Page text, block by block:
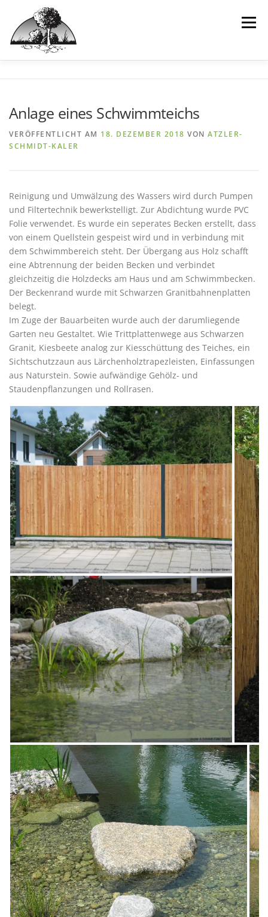
springen
Inhalt
springen
Menü
BEISPIELPROJEKTE
Anlage eines Schwimmteichs
VERÖFFENTLICHT AM 18. DEZEMBER 2018 VON ATZLER-
SCHMIDT-KALER
Reinigung und Umwälzung des Wassers wird durch Pumpen
und Filtertechnik bewerkstelligt. Zur Abdichtung wurde PVC
Folie verwendet. Es wurde ein seperates Becken erstellt, dass
von einem Quellstein gespeist wird und in verbindung mit
dem Schwimmbereich steht. Der Übergang aus Holz schafft
eine Abtrennung der beiden Becken und verbindet
gleichzeitig die Holzdecks am Haus und am Schwimmbecken.
Der Beckenrand wurde mit Schwarzen Granitbahnenplatten
belegt.
Im Zuge der Bauarbeiten wurde auch der darumliegende
Garten neu Gestaltet. Wie Trittplattenwege aus Schwarzen
Granit, Kiesbeete analog zur Kiesschüttung des Teiches, ein
Sichtschutzzaun aus Lärchenholztrapezleisten, Einfassungen
aus Naturstein. Sowie aufwändige Gehölz- und
Staudenpflanzungen und Rollrasen.